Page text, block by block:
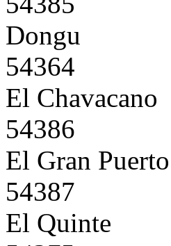
Dongu
54364
El Chavacano
54386
El Gran Puerto
54387
El Quinte